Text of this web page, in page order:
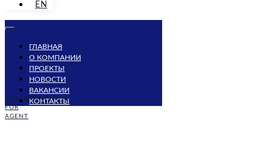
FOR INDIVIDUALS
FOR
AGENT
EN
ГЛАВНАЯ
О КОМПАНИИ
ПРОЕКТЫ
НОВОСТИ
ВАКАНСИИ
КОНТАКТЫ